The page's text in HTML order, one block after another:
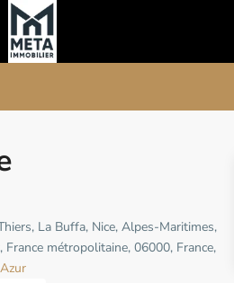
La Buffa, Nice, Alpes-Maritimes,
métropolitaine, 06000, France,